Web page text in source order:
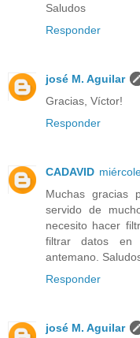
Saludos
Responder
josé M. Aguilar
Gracias, Víctor!
Responder
CADAVID
Muchas gracias
servido de
necesito hacer
filtrar datos en
antemano.
Responder
josé M. Aguilar